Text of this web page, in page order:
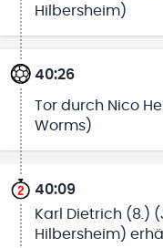
Hilbersheim)
40:26
Tor durch Nico
Worms)
40:09
Karl Dietrich (8.)
Hilbersheim)